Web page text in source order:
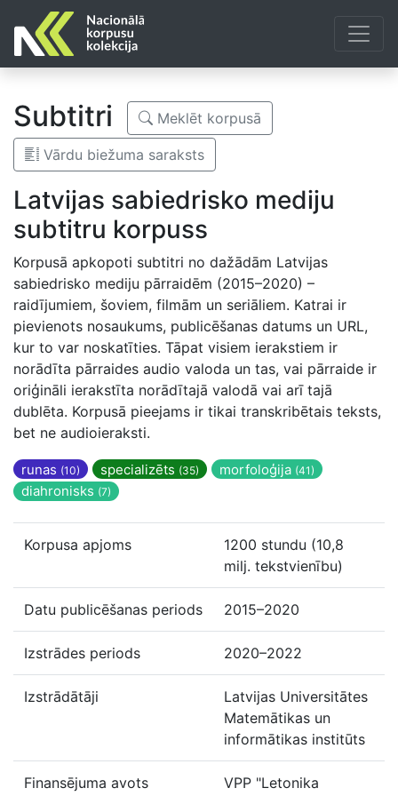
Subtitri Meklēt korpusā
Vārdu biežuma saraksts
Latvijas sabiedrisko mediju
subtitru korpuss
Korpusā apkopoti subtitri no dažādām Latvijas
sabiedrisko mediju pārraidēm (2015–2020) –
raidījumiem, šoviem, filmām un seriāliem. Katrai ir
pievienots nosaukums, publicēšanas datums un URL,
kur to var noskatīties. Tāpat visiem ierakstiem ir
norādīta pārraides audio valoda un tas, vai pārraide ir
oriģināli ierakstīta norādītajā valodā vai arī tajā
dublēta. Korpusā pieejams ir tikai transkribētais teksts,
bet ne audioieraksti.
runas (10) specializēts (35) morfoloģija (41)
diahronisks (7)
Korpusa apjoms
1200 stundu (10,8
milj. tekstvienību)
Datu publicēšanas periods 2015–2020
Izstrādes periods 2020–2022
Izstrādātāji
Latvijas Universitātes
Matemātikas un
informātikas institūts
Finansējuma avots
VPP "Letonika